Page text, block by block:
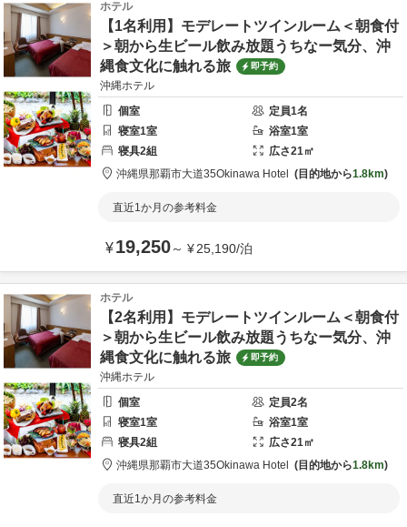
ホテル
【1名利用】モデレートツインルーム＜朝食付
＞朝から生ビール飲み放題うちなー気分、沖
縄食文化に触れる旅
即予約
沖縄ホテル
個室
定員1名
寝室1室 浴室1室
寝具2組 広さ21㎡
沖縄県那覇市大道35Okinawa Hotel 目的地から1.8km
直近1か月の参考料金
¥19,250～ ¥25,190/泊
ホテル
【2名利用】モデレートツインルーム＜朝食付
＞朝から生ビール飲み放題うちなー気分、沖
縄食文化に触れる旅
即予約
沖縄ホテル
個室
定員2名
寝室1室 浴室1室
寝具2組 広さ21㎡
沖縄県那覇市大道35Okinawa Hotel 目的地から1.8km
直近1か月の参考料金